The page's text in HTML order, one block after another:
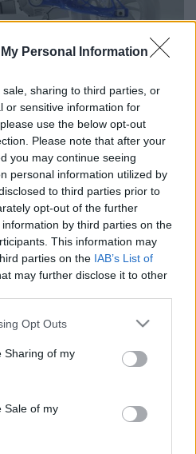
Personal Information
sharing to third parties, or
or sensitive information for
use the below opt-out
Please note that after your
you may continue seeing
personal information utilized by
to third parties prior to
opt-out of the further
by third parties on the
This information may
parties on the IAB’s List of
may further disclose it to other
app uses one or more Google
behaviour. You may click to
and its third-party tags to
purposes in below Google
Opt Outs
Sharing of my
Sale of my
tervezőszoftver az
2018-ban bemutatott
legnagyobb problémája az
csak nagy mérnök- és
meg maguknak.
, hogy a vásárlók
vagy évi 1600 dollárért
A drasztikus áreséssel
bővül a felhasználói
mellé az Autodesk
is rendelkezik.
additívgyártás-
SRAM geometriailag